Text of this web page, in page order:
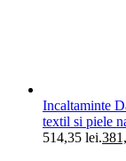
Incaltaminte
textil si piele
514,35 lei.